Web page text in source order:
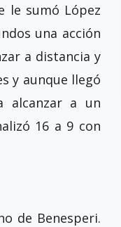
le sumó López
una acción
a distancia y
y aunque llegó
alcanzar a un
16 a 9 con
de Benesperi.